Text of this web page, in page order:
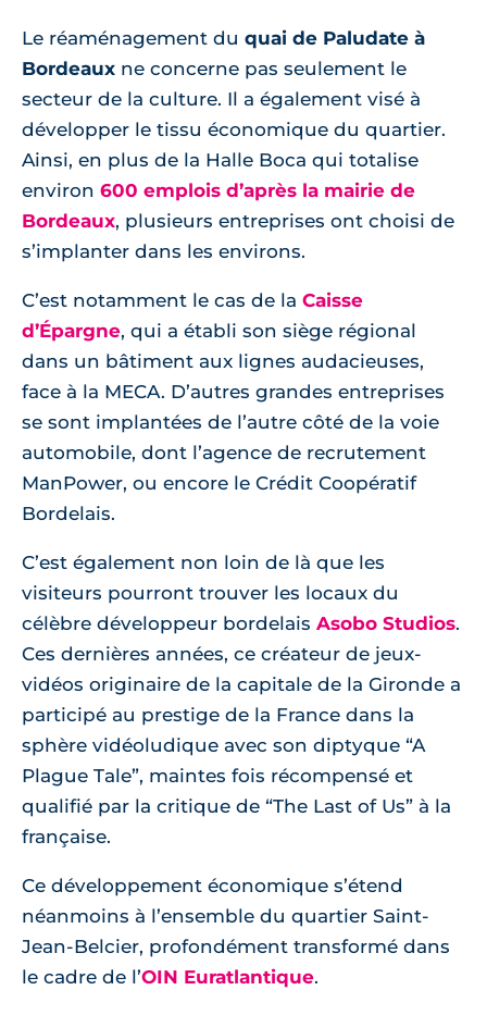
Le réaménagement du quai de Paludate à
Bordeaux ne concerne pas seulement le
secteur de la culture. Il a également visé à
développer le tissu économique du quartier.
Ainsi, en plus de la Halle Boca qui totalise
environ 600 emplois d’après la mairie de
Bordeaux, plusieurs entreprises ont choisi de
s’implanter dans les environs.
C’est notamment le cas de la Caisse
d’Épargne, qui a établi son siège régional
dans un bâtiment aux lignes audacieuses,
face à la MECA. D’autres grandes entreprises
se sont implantées de l’autre côté de la voie
automobile, dont l’agence de recrutement
ManPower, ou encore le Crédit Coopératif
Bordelais.
C’est également non loin de là que les
visiteurs pourront trouver les locaux du
célèbre développeur bordelais Asobo Studios.
Ces dernières années, ce créateur de jeux-
vidéos originaire de la capitale de la Gironde a
participé au prestige de la France dans la
sphère vidéoludique avec son diptyque “A
Plague Tale”, maintes fois récompensé et
qualifié par la critique de “The Last of Us” à la
française.
Ce développement économique s’étend
néanmoins à l’ensemble du quartier Saint-
Jean-Belcier, profondément transformé dans
le cadre de l’OIN Euratlantique.